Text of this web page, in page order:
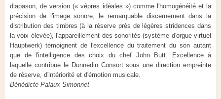
diapason, de version (« vêpres idéales ») comme l'homogénéité et la
précision de l'image sonore, le remarquable discernement dans la
distribution des timbres (à la réserve près de légères stridences dans
la voix élevée), l'appareillement des sonorités (système d'orgue virtuel
Hauptwerk) témoignent de l'excellence du traitement du son autant
que de l'intelligence des choix du chef John Butt. Excellence à
laquelle contribue le Dunnedin Consort sous une direction empreinte
de réserve, d'intériorité et d'émotion musicale.
Bénédicte Palaux Simonnet